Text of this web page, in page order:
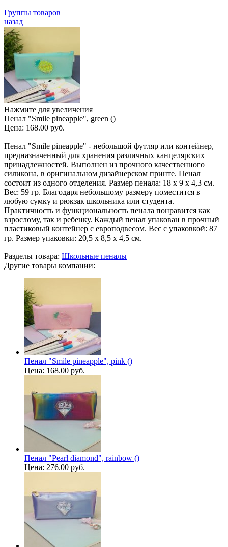
Группы товаров
назад
Нажмите для увеличения
Пенал "Smile pineapple", green ()
Цена: 168.00 руб.
Пенал "Smile pineapple" - небольшой футляр или контейнер,
предназначенный для хранения различных канцелярских
принадлежностей. Выполнен из прочного качественного
силикона, в оригинальном дизайнерском принте. Пенал
состоит из одного отделения. Размер пенала: 18 х 9 х 4,3 см.
Вес: 59 гр. Благодаря небольшому размеру поместится в
любую сумку и рюкзак школьника или студента.
Практичность и функциональность пенала понравится как
взрослому, так и ребенку. Каждый пенал упакован в прочный
пластиковый контейнер с европодвесом. Вес с упаковкой: 87
гр. Размер упаковки: 20,5 х 8,5 х 4,5 см.
Разделы товара: Школьные пеналы
Другие товары компании:
Пенал "Smile pineapple", pink ()
Цена: 168.00 руб.
Пенал "Pearl diamond", rainbow ()
Цена: 276.00 руб.